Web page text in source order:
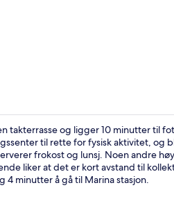
takterrasse og ligger 10 minutter til
til rette for fysisk aktivitet, og
frokost og lunsj. Noen andre
liker at det er kort avstand til
4 minutter å gå til Marina stasjon.